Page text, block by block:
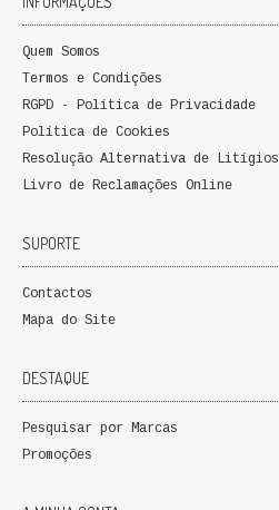
Quem Somos
Termos e Condições
RGPD - Política de Privacidade
Política de Cookies
Resolução Alternativa de Litígios
Livro de Reclamações Online
SUPORTE
Contactos
Mapa do Site
DESTAQUE
Pesquisar por Marcas
Promoções